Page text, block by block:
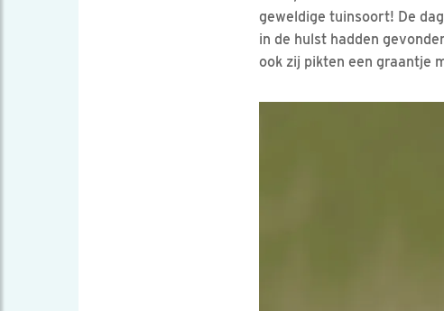
geweldige tuinsoort! De
in de hulst hadden
ook zij pikten een graantje